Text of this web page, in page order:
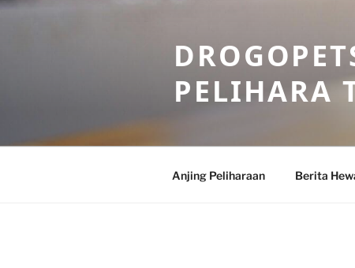
Skip
PELIHARA
Anjing Peliharaan Berita